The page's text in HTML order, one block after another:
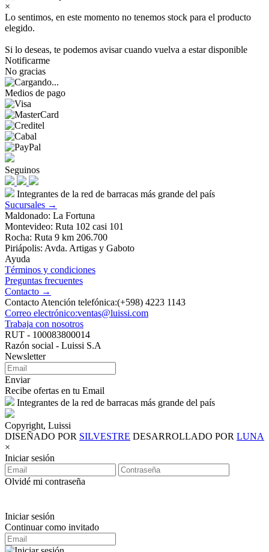
×
Lo sentimos, en este momento no tenemos stock para el producto
elegido.
Si lo deseas, te podemos avisar cuando vuelva a estar disponible
Notificarme
No gracias
Medios de pago
Seguinos
Integrantes de la red de barracas más grande del país
Sucursales →
Maldonado: La Fortuna
Montevideo: Ruta 102 casi 101
Rocha: Ruta 9 km 206.700
Piriápolis: Avda. Artigas y Gaboto
Ayuda
Términos y condiciones
Preguntas frecuentes
Contacto →
Contacto Atención telefónica:(+598) 4223 1143
Correo electrónico:ventas@luissi.com
Trabaja con nosotros
RUT - 100083800014
Razón social - Luissi S.A
Newsletter
Enviar
Recibe ofertas en tu Email
Integrantes de la red de barracas más grande del país
Copyright, Luissi
DISEÑADO POR SILVESTRE DESARROLLADO POR LUNA
×
Iniciar sesión
Olvidé mi contraseña
Iniciar sesión
Continuar como invitado